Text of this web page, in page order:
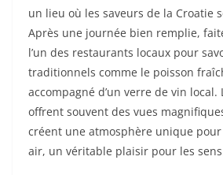
un lieu où les saveurs de la Croatie
Après une journée bien remplie,
l’un des restaurants locaux pour
traditionnels comme le poisson
accompagné d’un verre de vin local.
offrent souvent des vues
créent une atmosphère unique
air, un véritable plaisir pour les